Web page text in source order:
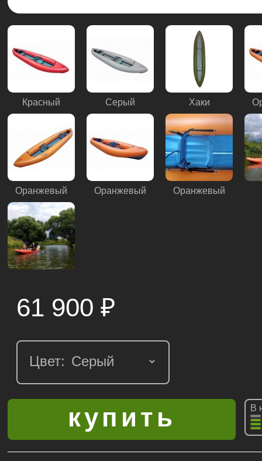
Красный Серый Хаки
Оранжевый Оранжевый Оранжевый
61 900 ₽
Цвет:
В